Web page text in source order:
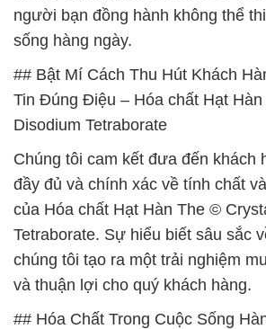
người bạn đồng hành không thể
sống hàng ngày.
## Bật Mí Cách Thu Hút Khách
Tin Đúng Điệu – Hóa chất Hạt
Disodium Tetraborate
Chúng tôi cam kết đưa đến khách
đầy đủ và chính xác về tính chất
của Hóa chất Hạt Hàn The ©
Tetraborate. Sự hiểu biết sâu sắc
chúng tôi tạo ra một trải nghiệm
và thuận lợi cho quý khách hàng.
## Hóa Chất Trong Cuộc Sống